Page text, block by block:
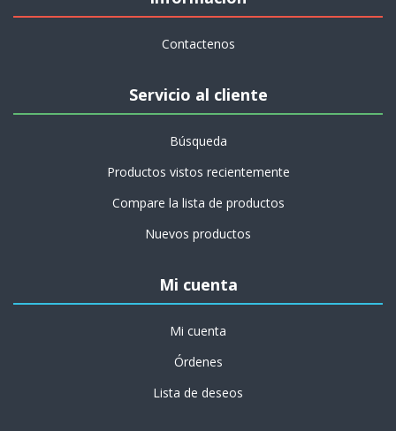
Contactenos
Servicio al cliente
Búsqueda
Productos vistos recientemente
Compare la lista de productos
Nuevos productos
Mi cuenta
Mi cuenta
Órdenes
Lista de deseos